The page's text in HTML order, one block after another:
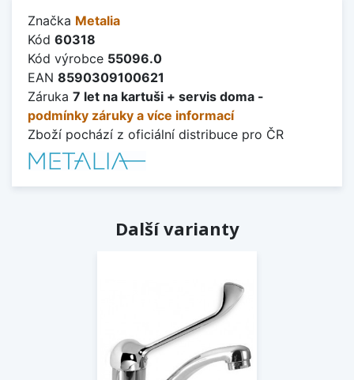
Značka Metalia
Kód 60318
Kód výrobce 55096.0
EAN 8590309100621
Záruka 7 let na kartuši + servis doma -
podmínky záruky a více informací
Zboží pochází z oficiální distribuce pro ČR
Další varianty